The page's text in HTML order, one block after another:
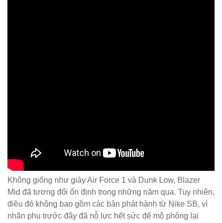
Không giống như giày Air Force 1 và Dunk Low, Blazer
Mid đã tương đối ổn định trong những năm qua. Tuy nhiên,
điều đó không bao gồm các bản phát hành từ Nike SB, vì
nhãn phụ trước đây đã nỗ lực hết sức để mô phỏng lại